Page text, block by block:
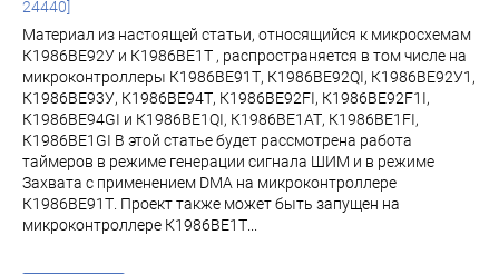
24440]
Материал из настоящей статьи, относящийся к микросхемам
К1986ВЕ92У и К1986ВЕ1Т , распространяется в том числе на
микроконтроллеры К1986ВЕ91Т, К1986ВЕ92QI, К1986ВЕ92У1,
К1986ВЕ93У, К1986ВЕ94Т, К1986ВЕ92FI, К1986ВЕ92F1I,
К1986ВЕ94GI и К1986ВЕ1QI, К1986ВЕ1АТ, К1986ВЕ1FI,
К1986ВЕ1GI В этой статье будет рассмотрена работа
таймеров в режиме генерации сигнала ШИМ и в режиме
Захвата с применением DMA на микроконтроллере
К1986ВЕ91Т. Проект также может быть запущен на
микроконтроллере К1986ВЕ1Т...